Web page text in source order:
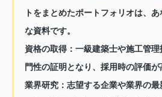
トをまとめたポートフォリオは、
な資料です。
資格の取得： 一級建築士や施工管
門性の証明となり、採用時の評価が
業界研究： 志望する企業や業界の